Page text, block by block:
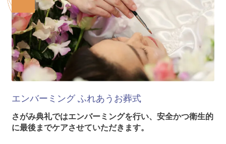
エンバーミング ふれあうお葬式
さがみ典礼ではエンバーミングを行い、安全かつ衛生的
に最後までケアさせていただきます。